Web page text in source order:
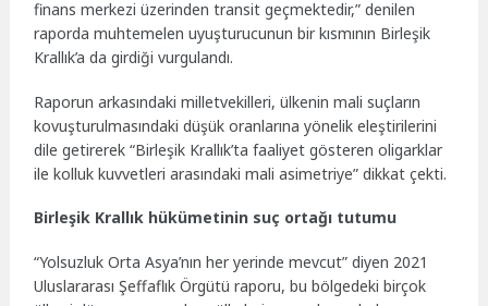
finans merkezi üzerinden transit geçmektedir,” denilen
raporda muhtemelen uyuşturucunun bir kısmının Birleşik
Krallık’a da girdiği vurgulandı.
Raporun arkasındaki milletvekilleri, ülkenin mali suçların
kovuşturulmasındaki düşük oranlarına yönelik eleştirilerini
dile getirerek “Birleşik Krallık’ta faaliyet gösteren oligarklar
ile kolluk kuvvetleri arasındaki mali asimetriye” dikkat çekti.
Birleşik Krallık hükümetinin suç ortağı tutumu
“Yolsuzluk Orta Asya’nın her yerinde mevcut” diyen 2021
Uluslararası Şeffaflık Örgütü raporu, bu bölgedeki birçok